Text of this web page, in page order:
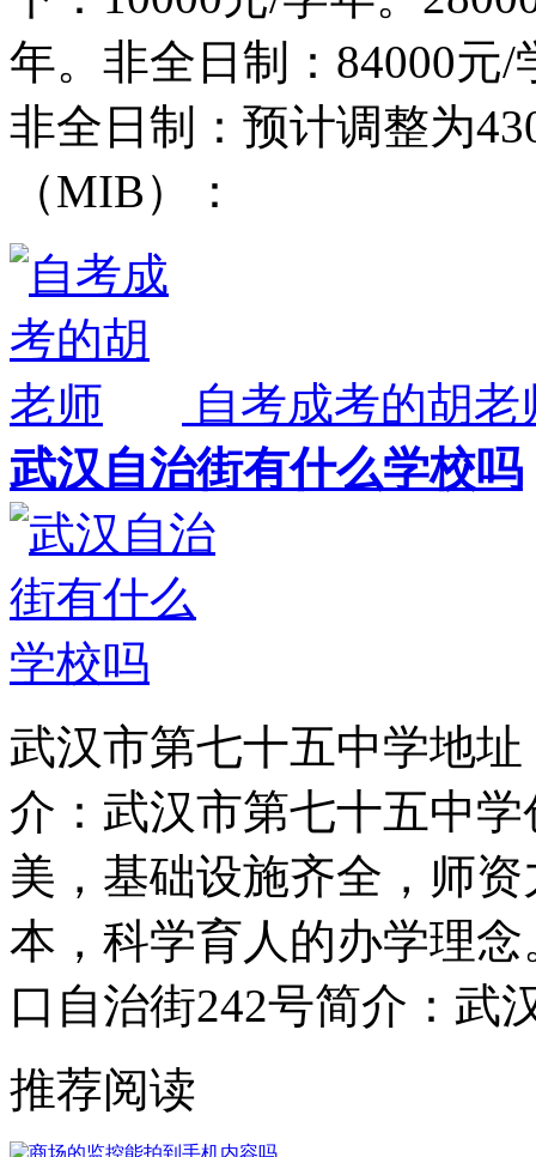
年。非全日制：84000元
非全日制：预计调整为
（MIB）：
自考成考的胡老
武汉自治街有什么学校吗
武汉市第七十五中学地
介：武汉市第七十五中
美，基础设施齐全，师
本，科学育人的办学理
口自治街242号简介：武
推荐阅读